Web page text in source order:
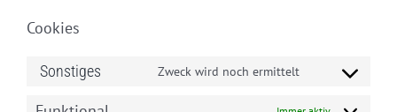
Cookies
Sonstiges Zweck wird noch ermittelt
Consent
to